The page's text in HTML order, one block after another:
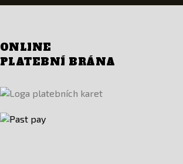
ONLINE
PLATEBNÍ BRÁNA